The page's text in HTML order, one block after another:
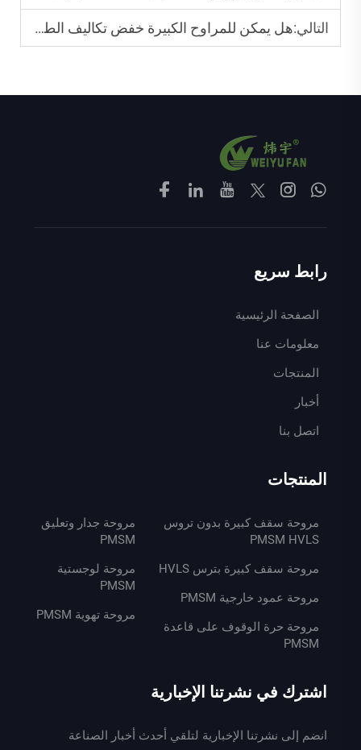
التالي:هل يمكن للمراوح الكبيرة خفض تكاليف الطاقة في المرافق التصنيعية؟
رابط سريع
الصفحة الرئيسية
معلومات عنا
المنتجات
أخبار
اتصل بنا
المنتجات
مروحة سقف كبيرة بدون تروس
PMSM HVLS
مروحة سقف كبيرة بترس HVLS
مروحة عمود خارجية PMSM
مروحة حرة الوقوف على قاعدة
PMSM
مروحة جدار وتعليق
PMSM
مروحة لوجستية
PMSM
مروحة تهوية PMSM
اشترك في نشرتنا الإخبارية
انضم إلى نشرتنا الإخبارية لتلقي أحدث أخبار الصناعة